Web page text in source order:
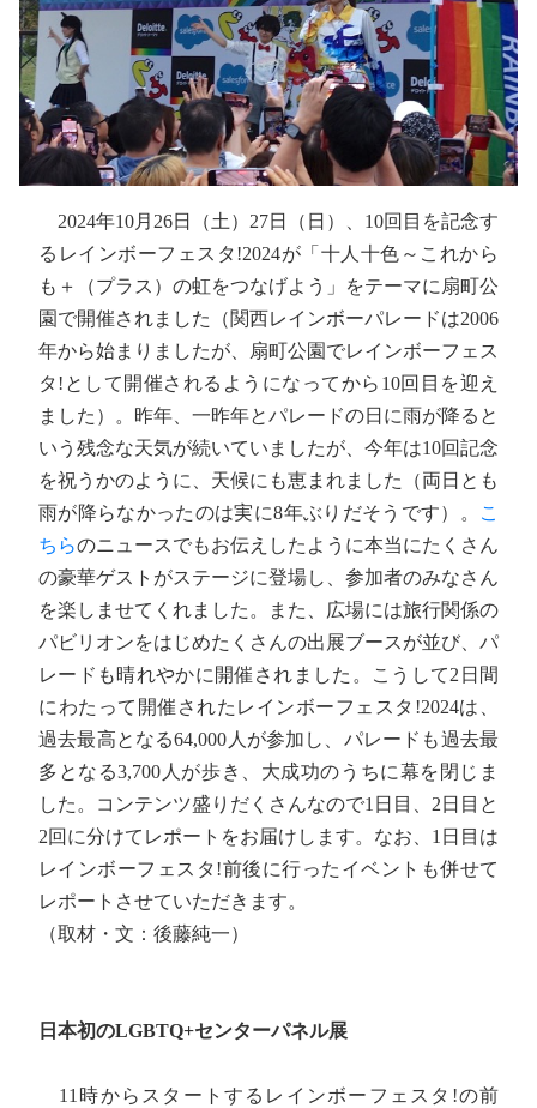
2024年10月26日（土）27日（日）、10回目を記念す
るレインボーフェスタ!2024が「十人十色～これから
も＋（プラス）の虹をつなげよう」をテーマに扇町公
園で開催されました（関西レインボーパレードは2006
年から始まりましたが、扇町公園でレインボーフェス
タ!として開催されるようになってから10回目を迎え
ました）。昨年、一昨年とパレードの日に雨が降ると
いう残念な天気が続いていましたが、今年は10回記念
を祝うかのように、天候にも恵まれました（両日とも
雨が降らなかったのは実に8年ぶりだそうです）。
こ
ちらのニュースでもお伝えしたように本当にたくさん
の豪華ゲストがステージに登場し、参加者のみなさん
を楽しませてくれました。また、広場には旅行関係の
パビリオンをはじめたくさんの出展ブースが並び、パ
レードも晴れやかに開催されました。こうして2日間
にわたって開催されたレインボーフェスタ!2024は、
過去最高となる64,000人が参加し、パレードも過去最
多となる3,700人が歩き、大成功のうちに幕を閉じま
した。コンテンツ盛りだくさんなので1日目、2日目と
2回に分けてレポートをお届けします。なお、1日目は
レインボーフェスタ!前後に行ったイベントも併せて
レポートさせていただきます。
（取材・文：後藤純一）
日本初のLGBTQ+センターパネル展
11時からスタートするレインボーフェスタ!の前